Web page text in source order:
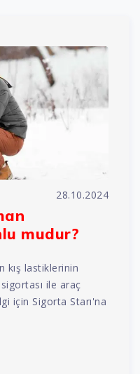
28.10.2024
mudur?
kış lastiklerinin
ile araç
için Sigorta Starı'na